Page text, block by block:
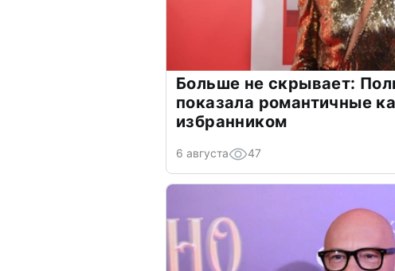
Больше не скрывает:
показала романтичные
избранником
6 августа 47